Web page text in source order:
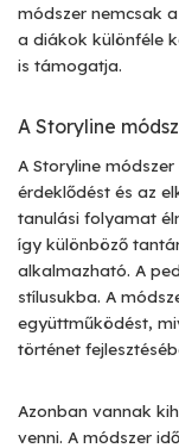
módszer nemcsak
a diákok különféle
is támogatja.
A Storyline
A Storyline
érdeklődést és az
tanulási folyamat
így különböző
alkalmazható. A
stílusukba. A
együttműködést,
történet
Azonban vannak
venni. A módszer